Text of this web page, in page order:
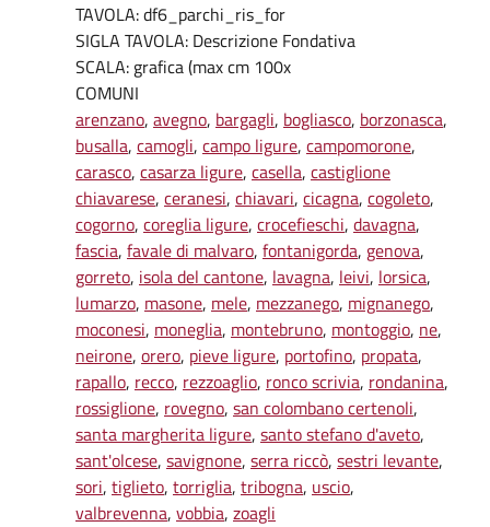
TAVOLA: df6_parchi_ris_for
SIGLA TAVOLA: Descrizione Fondativa
SCALA: grafica (max cm 100x
COMUNI
arenzano, avegno, bargagli, bogliasco, borzonasca,
busalla, camogli, campo ligure, campomorone,
carasco, casarza ligure, casella, castiglione
chiavarese, ceranesi, chiavari, cicagna, cogoleto,
cogorno, coreglia ligure, crocefieschi, davagna,
fascia, favale di malvaro, fontanigorda, genova,
gorreto, isola del cantone, lavagna, leivi, lorsica,
lumarzo, masone, mele, mezzanego, mignanego,
moconesi, moneglia, montebruno, montoggio, ne,
neirone, orero, pieve ligure, portofino, propata,
rapallo, recco, rezzoaglio, ronco scrivia, rondanina,
rossiglione, rovegno, san colombano certenoli,
santa margherita ligure, santo stefano d'aveto,
sant'olcese, savignone, serra riccò, sestri levante,
sori, tiglieto, torriglia, tribogna, uscio,
valbrevenna, vobbia, zoagli